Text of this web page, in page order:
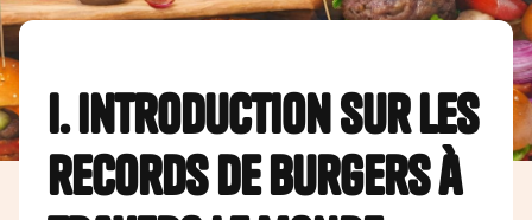
I. Introduction sur les
records de burgers à